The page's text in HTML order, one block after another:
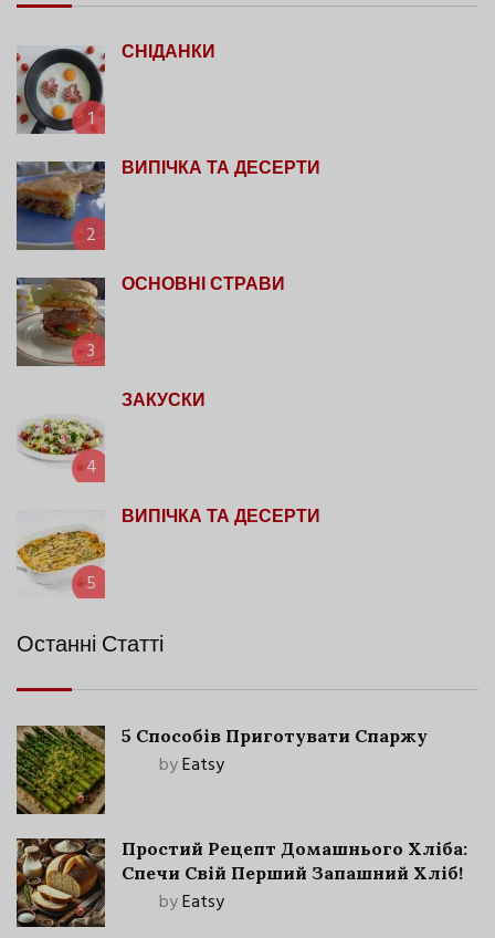
1
СНІДАНКИ
2
ВИПІЧКА ТА ДЕСЕРТИ
3
ОСНОВНІ СТРАВИ
4
ЗАКУСКИ
5
ВИПІЧКА ТА ДЕСЕРТИ
Останні Статті
5 Способів Приготувати Спаржу
byEatsy
Простий Рецепт Домашнього Хліба:
Спечи Свій Перший Запашний Хліб!
byEatsy